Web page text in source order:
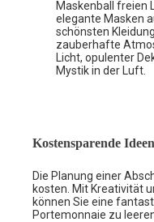
Maskenball freien
elegante Masken
schönsten
zauberhafte
Licht, opulenter
Mystik in der Luft.
Kostensparende
Die Planung einer
kosten. Mit Kreativität
können Sie eine
Portemonnaie zu